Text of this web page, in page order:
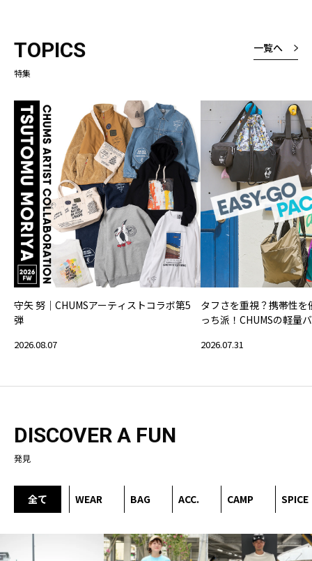
TOPICS
特集
一覧へ
守矢 努｜CHUMSアーティストコラボ第5
弾
2026.08.07
タフさを重視？携帯性
っち派！CHUMSの軽量
2026.07.31
DISCOVER A FUN
発見
全て WEAR BAG ACC. CAMP SPICE